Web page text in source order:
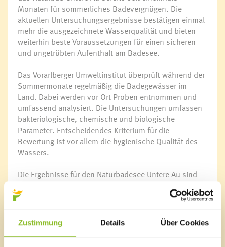
Zustimmung Details Über Cookies
Monaten für sommerliches Badevergnügen. Die
aktuellen Untersuchungsergebnisse bestätigen einmal
mehr die ausgezeichnete Wasserqualität und bieten
weiterhin beste Voraussetzungen für einen sicheren
und ungetrübten Aufenthalt am Badesee.
Das Vorarlberger Umweltinstitut überprüft während der
Sommermonate regelmäßig die Badegewässer im
Land. Dabei werden vor Ort Proben entnommen und
umfassend analysiert. Die Untersuchungen umfassen
bakteriologische, chemische und biologische
Parameter. Entscheidendes Kriterium für die
Bewertung ist vor allem die hygienische Qualität des
Wassers.
Die Ergebnisse für den Naturbadesee Untere Au sind
höchste Güteklasse eingestuft und erfüllt alle
Anforderungen an eine ausgezeichnete Badeeignung.
Das bedeutet, dass sowohl die mikrobiologische als
auch die chemische Belastung gering ist und keine
Hinweise auf Verunreinigungen vorliegen. Auch